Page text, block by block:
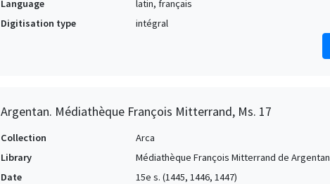
Language
latin, français
Digitisation type
intégral
Argentan. Médiathèque François Mitterrand, Ms. 17
Collection
Arca
Library
Médiathèque François Mitterrand de Argentan
Date
15e s. (1445, 1446, 1447)